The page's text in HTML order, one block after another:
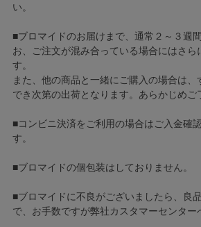
い。
■ブロマイドのお届けまで、通常２～３週
お、ご注文が混み合っている場合にはさら
す。
また、他の商品と一緒にご購入の場合は
でき次第の出荷となります。あらかじめご
■コンビニ決済をご利用の場合はご入金確
す。
■ブロマイドの個包装はしておりません。
■ブロマイドに不良がございましたら、良
で、お手数ですが弊社カスタマーセンター